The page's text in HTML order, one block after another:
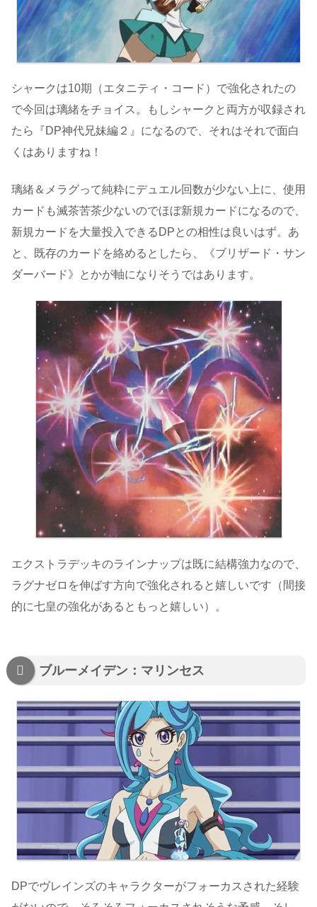
シャークは10期（エタニティ・コード）で強化されたの
で今回は璃緒をチョイス。もしシャークと両方が収録され
たら『DP神代兄妹編２』になるので、それはそれで面白
くはありますね！
璃緒＆メラグって純粋にデュエル回数が少ない上に、使用
カードも滅茶苦茶少ないのでほぼ新規カードになるので、
新規カードを大量投入できるDPとの相性は良いはず。あ
と、既存のカードを絡めるとしたら、《ブリザード・サン
ダーバード》とかが軸になりそうではあります。
エクストラデッキのラインナップは既に結構強力なので、
ラグナゼロを伸ばす方向で強化されると嬉しいです（間接
的に七皇の強化があるともっと嬉しい）。
ブルーメイデン：マリンセス
DPでヴレインズのキャラクターがフォーカスされた経験